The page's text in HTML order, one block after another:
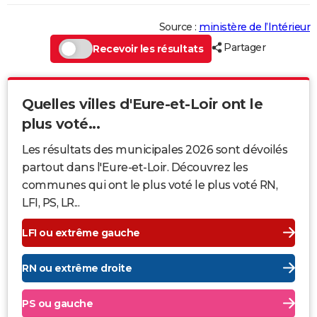
Source : ministère de l’Intérieur
Recevoir les résultats
Partager
Quelles villes d'Eure-et-Loir ont le
plus voté...
Les résultats des municipales 2026 sont dévoilés
partout dans l'Eure-et-Loir. Découvrez les
communes qui ont le plus voté le plus voté RN,
LFI, PS, LR...
LFI ou extrême gauche
RN ou extrême droite
PS ou gauche